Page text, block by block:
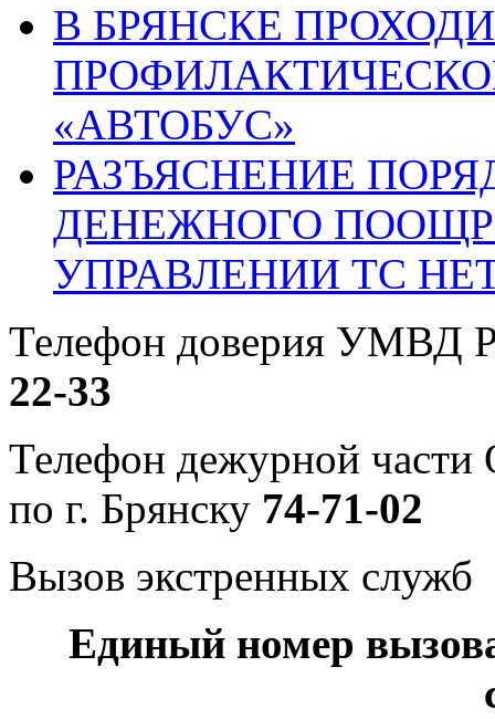
В БРЯНСКЕ
«АВТОБУС»
РАЗЪЯСНЕНИЕ
ДЕНЕЖНОГО
УПРАВЛЕНИИ ТС
Телефон доверия УМВД
22-33
Телефон дежурной
по г. Брянску 74-71-02
Вызов экстренных служб
Единый номер